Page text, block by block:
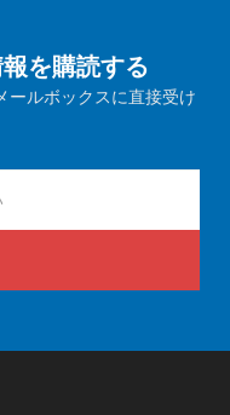
を購読する
ールボックスに直接受け